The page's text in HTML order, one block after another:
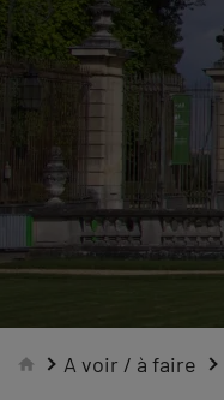
A voir / à faire